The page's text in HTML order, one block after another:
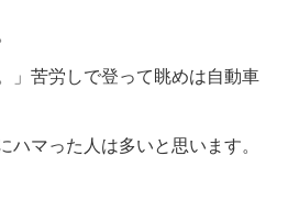
」苦労しで登って眺めは自動車
ハマった人は多いと思います。